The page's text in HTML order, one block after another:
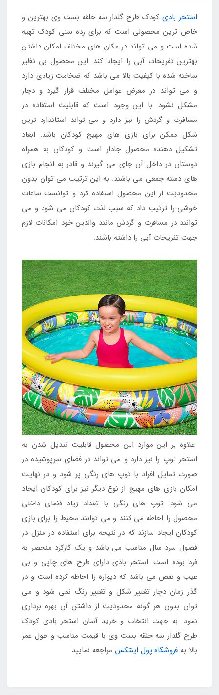
استخر بادیکودک طرح گلدار سه حلقه بست وی بهترین و
خاص ترین محصولی است که برای رده سنی کودک تهیه
شده است و می تواند در مکان های مختلف امکان داشتن
بهترین تفریحات آبی را ایجاد کند. این محصول بی نظیر
ساخته شده با کیفیت بالا می باشد که ضخامت زیادی دارد
و می تواند در معرض عوامل مختلف قرار گیرد و دچار
مشکل نشود. با این وجود است که قابلیت استفاده در
مسافرت و گردش را نیز دارد و می تواند استاندارد ترین
شکل ممکن برای بازی های مهیج کودکان باشد. ابعاد
تشکیل دهنده محصول جادار است و کودکان به همراه
دوستان در داخل آن جای می گیرند و قادر به انجام بازی
های دسته جمعی می باشند. به این ترتیب می توان بدون
محدودیت از این محصول استفاده کرد و توانست ساعات
خوشی را ترتیب داد که سبب لذت کودکان می شود و می
توانند در مسافرت و گردش مانند والدین خود امکانات لازم
جهت تفریحات آبی را داشته باشند.
علاوه بر این موارد این محصول قابلیت تبدیل شدن به
استخر توپ را نیز دارد و می تواند در فضای سرپوشیده در
صورت تمایل افراد با توپ های رنگی پر شود و در نهایت
امکان بازی های مهیج از نوع دیگر نیز برای کودکان ایجاد
می شود. توپ های رنگی با تعداد زیاد فضای داخلی
محصول را احاطه می کنند و می توانند محیط را برای بازی
کودکان ایجاد سازند که در نتیجه برای استفاده در منزل در
فصول سرد سال مناسب می باشد و یک کارکرد منحصر به
فرد بوده است. استخر بادی دارای طرح های چاپی و بی
عیب و نقص می باشد که دیواره را احاطه کرده است و در
گذر زمان دچار تغییر شکل و تغییر رنگ نمی شود و می
توان بدون هر گونه محدودیت از داشتن آن بهره برداری
نمود. به جهت انتخاب و خرید آسان استخر بادی کودک
طرح گلدار سه حلقه بست وی با قیمت مناسب و طول عمر
بالا به فروشگاه پول اینتکس مراجعه نمایید.